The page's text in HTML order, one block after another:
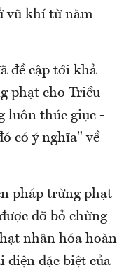
vũ khí từ năm
đề cập tới khả
phạt cho Triều
luôn thúc giục -
có ý nghĩa" về
pháp trừng phạt
dỡ bỏ chừng
nhân hóa hoàn
diện đặc biệt của